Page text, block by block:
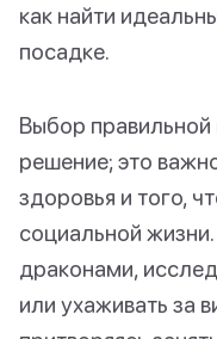
как найти
посадке.
Выбор
решение; это
здоровья и того,
социальной
драконами,
или ухаживать за